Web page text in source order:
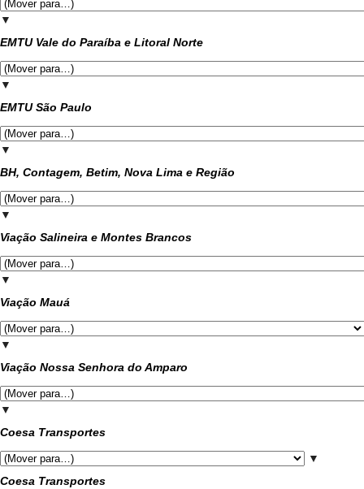
▼
EMTU Vale do Paraíba e Litoral Norte
▼
EMTU São Paulo
▼
BH, Contagem, Betim, Nova Lima e Região
▼
Viação Salineira e Montes Brancos
▼
Viação Mauá
▼
Viação Nossa Senhora do Amparo
▼
Coesa Transportes
▼
Coesa Transportes